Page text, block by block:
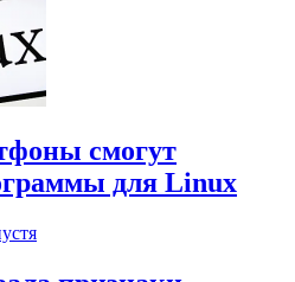
смогут
для Linux